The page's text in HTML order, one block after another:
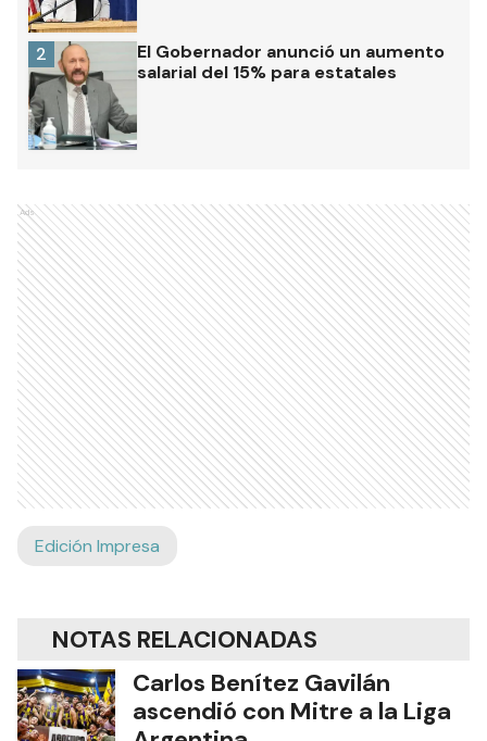
El Gobernador anunció un aumento
salarial del 15% para estatales
2
Ads
Edición Impresa
NOTAS RELACIONADAS
Carlos Benítez Gavilán
ascendió con Mitre a la Liga